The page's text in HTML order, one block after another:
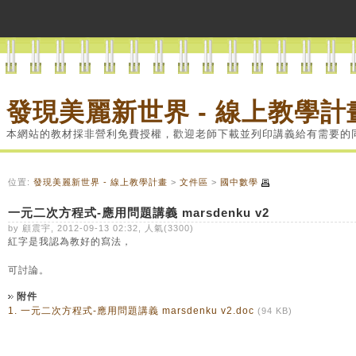
發現美麗新世界 - 線上教學計
本網站的教材採非營利免費授權，歡迎老師下載並列印講義給有需要的
位置: 發現美麗新世界 - 線上教學計畫 > 文件區 > 國中數學
一元二次方程式-應用問題講義 marsdenku v2
by 顧震宇, 2012-09-13 02:32, 人氣(3300)
紅字是我認為教好的寫法，
可討論。
附件
1. 一元二次方程式-應用問題講義 marsdenku v2.doc (94 KB)